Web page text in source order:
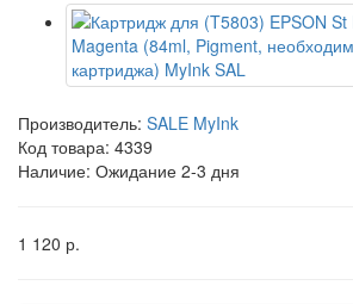
Производитель: SALE MyInk
Код товара: 4339
Наличие: Ожидание 2-3 дня
1 120 р.